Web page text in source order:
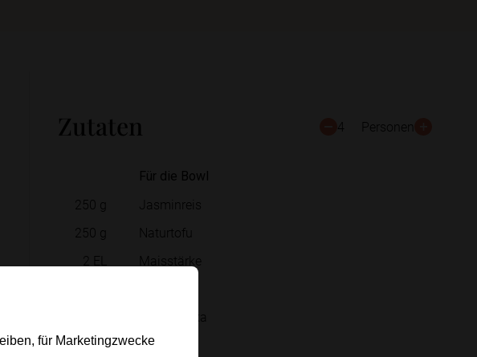
Zutaten 4 Personen
Für die Bowl
250 g
Jasminreis
250 g
Naturtofu
2 EL
Maisstärke
rote Paprika
1
Karotte
für Marketingzwecke